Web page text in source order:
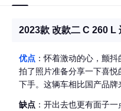
2023款 改款二 C 260 L
优点 ：怀着激动的心，颤
拍了照片准备分享一下喜
下手。这辆车相比国产品
缺点 ：开出去也更有面子